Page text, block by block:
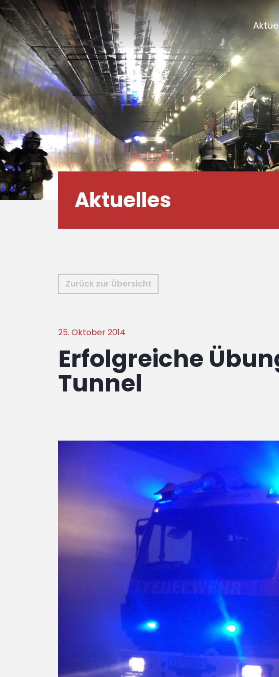
Aktuelles
Zurück zur Übersicht
25. Oktober 2014
Erfolgreiche
Tunnel